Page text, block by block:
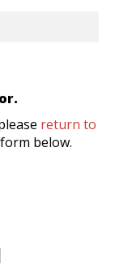
return to
below.